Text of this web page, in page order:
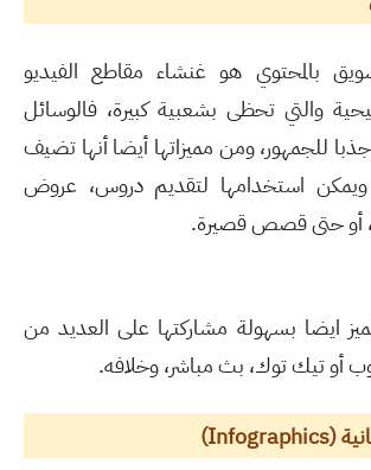
بالمحتوي هو غنشاء مقاطع الفيديو
والتي تحظى بشعبية كبيرة، فالوسائل
وجذبا للجمهور، ومن مميزاتها أيضا أنها تضيف
استخدامها لتقديم دروس، عروض
أو حتى قصص قصيرة.
ايضا بسهولة مشاركتها على العديد من
أو تيك توك، بث مباشر، وخلافه.
(
Infographics
)